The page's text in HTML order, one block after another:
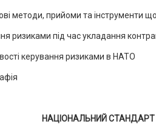
методи, прийоми та інструменти
ризиками під час укладання
керування ризиками в НАТО
НАЦІОНАЛЬНИЙ СТАНДАРТ